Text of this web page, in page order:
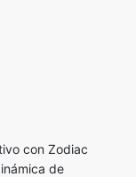
con Zodiac
de